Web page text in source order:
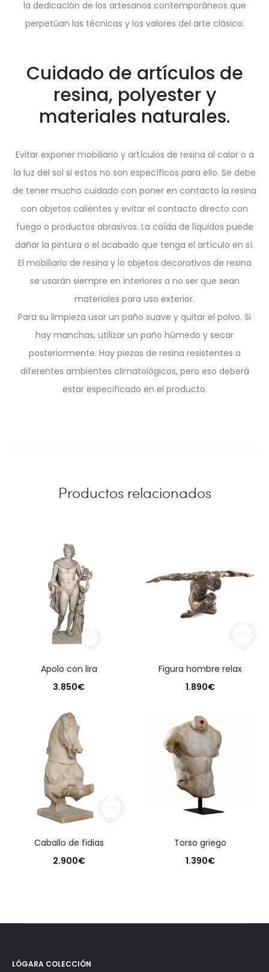
la dedicación de los artesanos contemporáneos que
perpetúan las técnicas y los valores del arte clásico.
Cuidado de artículos de
resina, polyester y
materiales naturales.
Evitar exponer mobiliario y artículos de resina al calor o a
la luz del sol si estos no son específicos para ello. Se debe
de tener mucho cuidado con poner en contacto la resina
con objetos calientes y evitar el contacto directo con
fuego o productos abrasivos. La caída de líquidos puede
dañar la pintura o el acabado que tenga el artículo en sí.
El mobiliario de resina y lo objetos decorativos de resina
se usarán siempre en interiores a no ser que sean
materiales para uso exterior.
Para su limpieza usar un paño suave y quitar el polvo. Si
hay manchas, utilizar un paño húmedo y secar
posteriormente. Hay piezas de resina resistentes a
diferentes ambientes climatológicos, pero eso deberá
estar especificado en el producto.
Productos relacionados
apolo con lira
3.850€
figura hombre relax
1.890€
caballo de fidias
2.900€
torso griego
1.390€
LÓGARA COLECCIÓN